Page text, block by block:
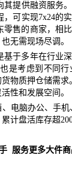
提供融资服务
，可实现7x24的
零售的商家，相
也无需现场尽调。
基于多年在行业
是考虑到不同行
物质押仓储需
性和发展空间 。
电脑办公、手机
累计盘活库存超2
服务更多大件